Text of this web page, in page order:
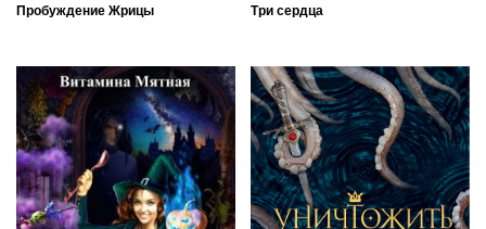
Пробуждение Жрицы Три сердца